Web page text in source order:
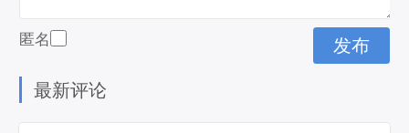
匿名
最新评论